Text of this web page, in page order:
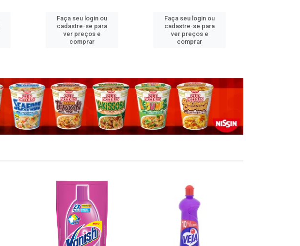
Faça seu login ou
cadastre-se para
ver preços e
comprar
Faça seu login ou
cadastre-se para
ver preços e
comprar